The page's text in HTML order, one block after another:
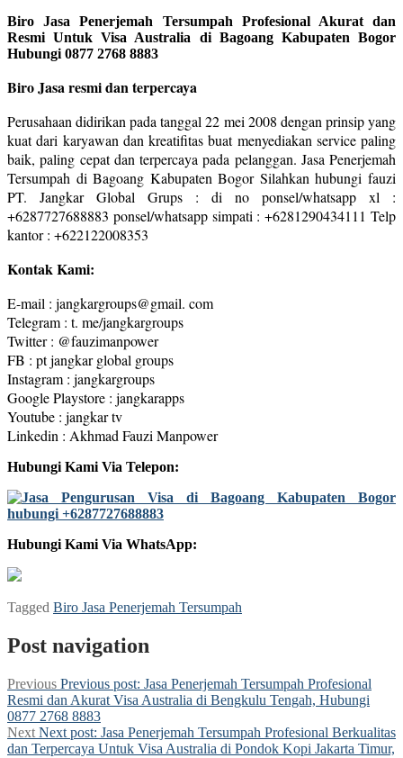
Biro Jasa Penerjemah Tersumpah Profesional Akurat dan
Resmi Untuk Visa Australia di Bagoang Kabupaten Bogor
Hubungi 0877 2768 8883
Biro Jasa resmi dan terpercaya
Perusahaan didirikan pada tanggal 22 mei 2008 dengan prinsip yang
kuat dari karyawan dan kreatifitas buat menyediakan service paling
baik, paling cepat dan terpercaya pada pelanggan. Jasa Penerjemah
Tersumpah di Bagoang Kabupaten Bogor Silahkan hubungi fauzi
PT. Jangkar Global Grups : di no ponsel/whatsapp xl :
+6287727688883 ponsel/whatsapp simpati : +6281290434111 Telp
kantor : +622122008353
Kontak Kami:
E-mail : jangkargroups@gmail. com
Telegram : t. me/jangkargroups
Twitter : @fauzimanpower
FB : pt jangkar global groups
Instagram : jangkargroups
Google Playstore : jangkarapps
Youtube : jangkar tv
Linkedin : Akhmad Fauzi Manpower
Hubungi Kami Via Telepon:
Hubungi Kami Via WhatsApp:
Tagged Biro Jasa Penerjemah Tersumpah
Post navigation
Previous Previous post: Jasa Penerjemah Tersumpah Profesional
Resmi dan Akurat Visa Australia di Bengkulu Tengah, Hubungi
0877 2768 8883
Next Next post: Jasa Penerjemah Tersumpah Profesional Berkualitas
dan Terpercaya Untuk Visa Australia di Pondok Kopi Jakarta Timur,